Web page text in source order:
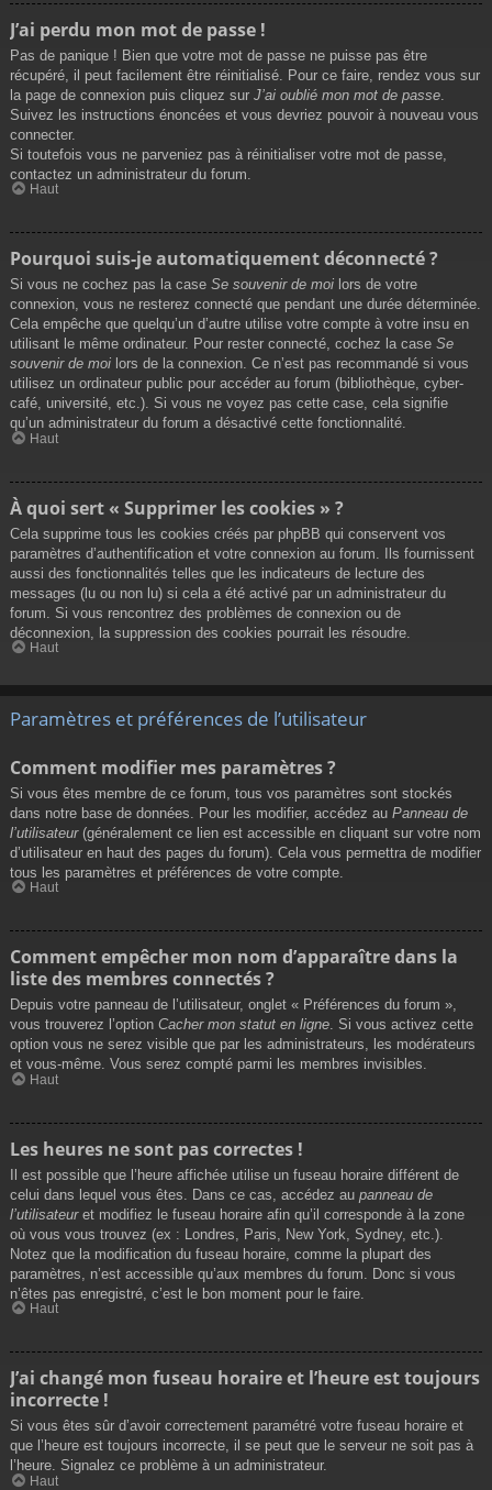
J’ai perdu mon mot de passe !
Pas de panique ! Bien que votre mot de passe ne puisse pas être
récupéré, il peut facilement être réinitialisé. Pour ce faire, rendez vous sur
la page de connexion puis cliquez sur J’ai oublié mon mot de passe
Suivez les instructions énoncées et vous devriez pouvoir à nouveau vous
connecter.
Si toutefois vous ne parveniez pas à réinitialiser votre mot de passe,
contactez un administrateur du forum.
Haut
Pourquoi suis-je automatiquement déconnecté ?
Si vous ne cochez pas la case Se souvenir de moi lors de votre
connexion, vous ne resterez connecté que pendant une durée déterminée.
Cela empêche que quelqu’un d’autre utilise votre compte à votre insu en
utilisant le même ordinateur. Pour rester connecté, cochez la case Se
souvenir de moi lors de la connexion. Ce n’est pas recommandé si vous
utilisez un ordinateur public pour accéder au forum (bibliothèque, cyber-
café, université, etc.). Si vous ne voyez pas cette case, cela signifie
qu’un administrateur du forum a désactivé cette fonctionnalité.
Haut
À quoi sert « Supprimer les cookies » ?
Cela supprime tous les cookies créés par phpBB qui conservent vos
paramètres d’authentification et votre connexion au forum. Ils fournissent
aussi des fonctionnalités telles que les indicateurs de lecture des
messages (lu ou non lu) si cela a été activé par un administrateur du
forum. Si vous rencontrez des problèmes de connexion ou de
déconnexion, la suppression des cookies pourrait les résoudre.
Haut
Paramètres et préférences de l’utilisateur
Comment modifier mes paramètres ?
Si vous êtes membre de ce forum, tous vos paramètres sont stockés
dans notre base de données. Pour les modifier, accédez au Panneau de
l’utilisateur(généralement ce lien est accessible en cliquant sur votre nom
d’utilisateur en haut des pages du forum). Cela vous permettra de modifier
tous les paramètres et préférences de votre compte.
Haut
Comment empêcher mon nom d’apparaître dans la
liste des membres connectés ?
Depuis votre panneau de l’utilisateur, onglet « Préférences du forum »,
vous trouverez l’option Cacher mon statut en ligne. Si vous activez cette
option vous ne serez visible que par les administrateurs, les modérateurs
et vous-même. Vous serez compté parmi les membres invisibles.
Haut
Les heures ne sont pas correctes !
Il est possible que l’heure affichée utilise un fuseau horaire différent de
celui dans lequel vous êtes. Dans ce cas, accédez au panneau de
l’utilisateuret modifiez le fuseau horaire afin qu’il corresponde à la zone
où vous vous trouvez (ex : Londres, Paris, New York, Sydney, etc.).
Notez que la modification du fuseau horaire, comme la plupart des
paramètres, n’est accessible qu’aux membres du forum. Donc si vous
n’êtes pas enregistré, c’est le bon moment pour le faire.
Haut
J’ai changé mon fuseau horaire et l’heure est toujours
incorrecte !
Si vous êtes sûr d’avoir correctement paramétré votre fuseau horaire et
que l’heure est toujours incorrecte, il se peut que le serveur ne soit pas à
l’heure. Signalez ce problème à un administrateur.
Haut